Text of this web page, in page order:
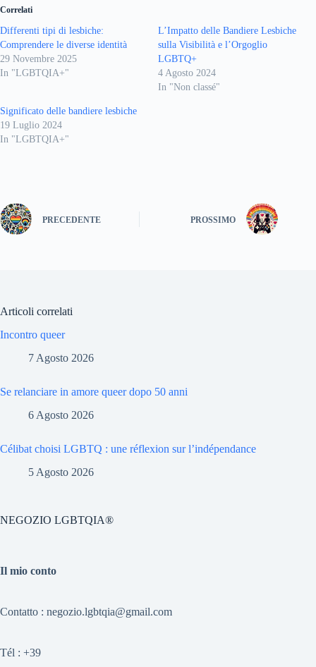
Correlati
Differenti tipi di lesbiche:
Comprendere le diverse identità
29 Novembre 2025
In "LGBTQIA+"
L’Impatto delle Bandiere Lesbiche
sulla Visibilità e l’Orgoglio
LGBTQ+
4 Agosto 2024
In "Non classé"
Significato delle bandiere lesbiche
19 Luglio 2024
In "LGBTQIA+"
PRECEDENTE PROSSIMO
Articoli correlati
Incontro queer
7 Agosto 2026
Se relanciare in amore queer dopo 50 anni
6 Agosto 2026
Célibat choisi LGBTQ : une réflexion sur l’indépendance
5 Agosto 2026
NEGOZIO LGBTQIA®
Il mio conto
Contatto : negozio.lgbtqia@gmail.com
Tél : +39